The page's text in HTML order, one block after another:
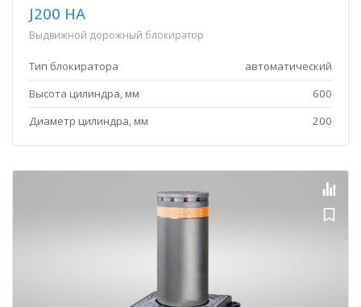
J200 HA
Выдвижной дорожный блокиратор
Тип блокиратора
автоматический
Высота цилиндра, мм
600
Диаметр цилиндра, мм
200